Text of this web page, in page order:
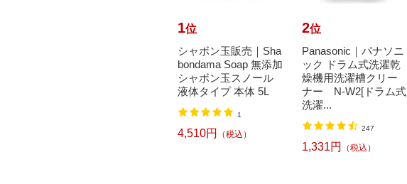
1位
シャボン玉販売｜Sha
bondama Soap 無添加
シャボン玉スノール
液体タイプ 本体 5L
1
4,510円 （税込）
2位
Panasonic｜パナソニ
ック ドラム式洗濯乾
燥機用洗濯槽クリー
ナー N-W2[ドラム式
洗濯...
247
1,331円 （税込）